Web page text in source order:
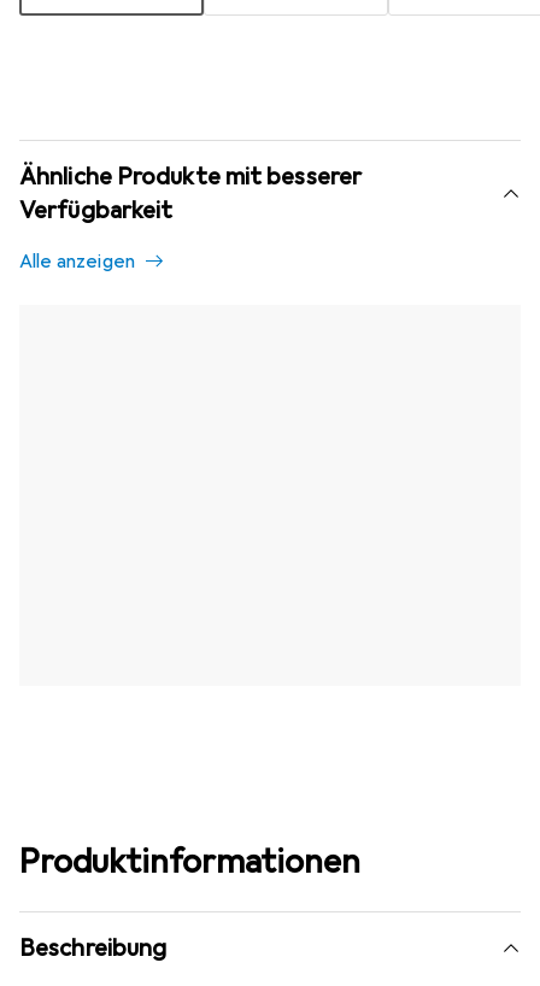
Ähnliche Produkte mit besserer
Verfügbarkeit
Alle anzeigen
Produktinformationen
Beschreibung